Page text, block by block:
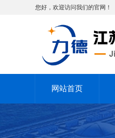
您好，欢迎访问我们的官网！
网站首页